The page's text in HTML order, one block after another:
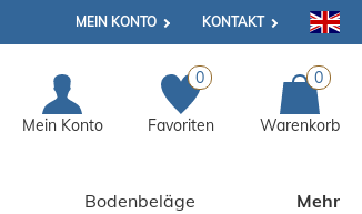
MEIN KONTO KONTAKT
Mein Konto
0
Favoriten
0
Warenkorb
Bodenbeläge Mehr